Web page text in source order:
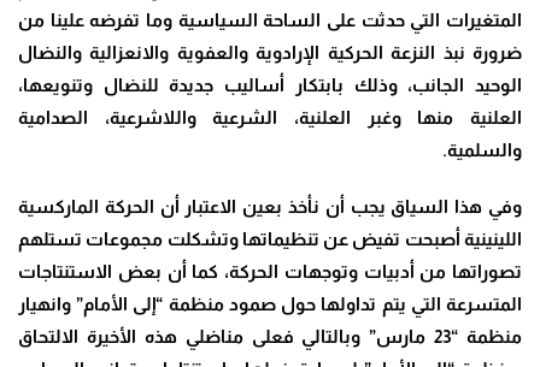
المتغيرات التي حدثت على الساحة السياسية وما تفرضه علينا من
ضرورة نبذ النزعة الحركية الإرادوية والعفوية والانعزالية والنضال
الوحيد الجانب، وذلك بابتكار أساليب جديدة للنضال وتنويعها،
العلنية منها وغبر العلنية، الشرعية واللاشرعية، الصدامية
والسلمية.
وفي هذا السياق يجب أن نأخذ بعين الاعتبار أن الحركة الماركسية
اللينينية أصبحت تفيض عن تنظيماتها وتشكلت مجموعات تستلهم
تصوراتها من أدبيات وتوجهات الحركة، كما أن بعض الاستنتاجات
المتسرعة التي يتم تداولها حول صمود منظمة “إلى الأمام” وانهيار
منظمة “23 مارس” وبالتالي فعلى مناضلي هذه الأخيرة الالتحاق